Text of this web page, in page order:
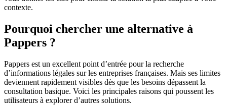
contexte.
Pourquoi chercher une alternative à
Pappers ?
Pappers est un excellent point d’entrée pour la recherche
d’informations légales sur les entreprises françaises. Mais ses limites
deviennent rapidement visibles dès que les besoins dépassent la
consultation basique. Voici les principales raisons qui poussent les
utilisateurs à explorer d’autres solutions.